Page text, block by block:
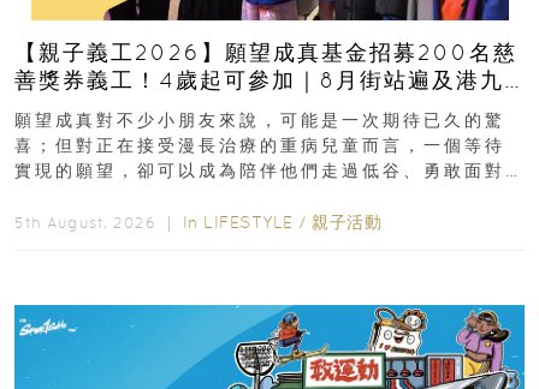
【親子義工2026】願望成真基金招募200名慈
善獎券義工！4歲起可參加｜8月街站遍及港九
新界
願望成真對不少小朋友來說，可能是一次期待已久的驚
喜；但對正在接受漫長治療的重病兒童而言，一個等待
實現的願望，卻可以成為陪伴他們走過低谷、勇敢面對
5th August, 2026 ｜ In LIFESTYLE / 親子活動